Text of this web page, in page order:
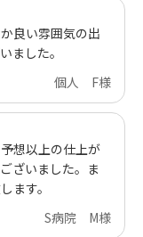
良い雰囲気の出
ました。
個人 F様
想以上の仕上が
ざいました。ま
ます。
S病院 M様